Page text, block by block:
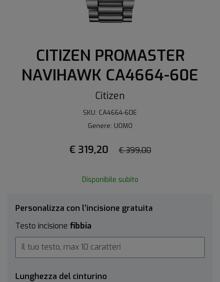
CITIZEN PROMASTER
NAVIHAWK CA4664-60E
Citizen
SKU: CA4664-60E
Genere: UOMO
€ 319,20 € 399,00
Disponibile subito
Personalizza con l’incisione gratuita
Testo incisione fibbia
Lunghezza del cinturino